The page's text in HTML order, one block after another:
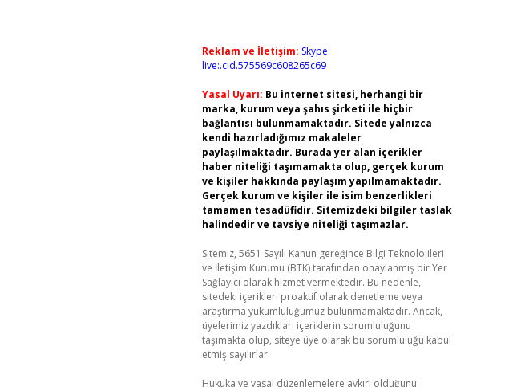
Reklam ve İletişim: Skype:
live:.cid.575569c608265c69
Yasal Uyarı: Bu internet sitesi, herhangi bir
marka, kurum veya şahıs şirketi ile hiçbir
bağlantısı bulunmamaktadır. Sitede yalnızca
kendi hazırladığımız makaleler
paylaşılmaktadır. Burada yer alan içerikler
haber niteliği taşımamakta olup, gerçek kurum
ve kişiler hakkında paylaşım yapılmamaktadır.
Gerçek kurum ve kişiler ile isim benzerlikleri
tamamen tesadüfidir. Sitemizdeki bilgiler taslak
halindedir ve tavsiye niteliği taşımazlar.
Sitemiz, 5651 Sayılı Kanun gereğince Bilgi Teknolojileri
ve İletişim Kurumu (BTK) tarafından onaylanmış bir Yer
Sağlayıcı olarak hizmet vermektedir. Bu nedenle,
sitedeki içerikleri proaktif olarak denetleme veya
araştırma yükümlülüğümüz bulunmamaktadır. Ancak,
üyelerimiz yazdıkları içeriklerin sorumluluğunu
taşımakta olup, siteye üye olarak bu sorumluluğu kabul
etmiş sayılırlar.
Hukuka ve yasal düzenlemelere aykırı olduğunu